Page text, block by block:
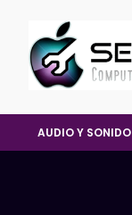
AUDIO Y SONIDO